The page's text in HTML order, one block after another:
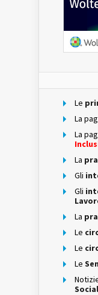
Le
La
La
La
Gli
Gli
La
Le
Le
Le